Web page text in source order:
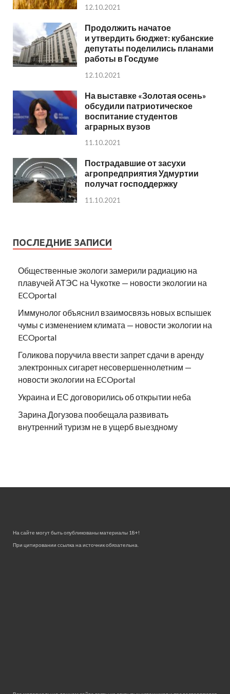
12.10.2021
Продолжить начатое
и утвердить бюджет: кубанские
депутаты поделились планами
работы в Госдуме
12.10.2021
На выставке «Золотая осень»
обсудили патриотическое
воспитание студентов
аграрных вузов
11.10.2021
Пострадавшие от засухи
агропредприятия Удмуртии
получат господдержку
11.10.2021
ПОСЛЕДНИЕ ЗАПИСИ
Общественные экологи замерили радиацию на
плавучей АТЭС на Чукотке — новости экологии на
ECOportal
Иммунолог объяснил взаимосвязь новых вспышек
чумы с изменением климата — новости экологии на
ECOportal
Голикова поручила ввести запрет сдачи в аренду
электронных сигарет несовершеннолетним —
новости экологии на ECOportal
Украина и ЕС договорились об открытии неба
Зарина Догузова пообещала развивать
внутренний туризм не в ущерб выездному
На сайте могут быть опубликованы материалы 18+!
При цитировании ссылка на источник обязательна.